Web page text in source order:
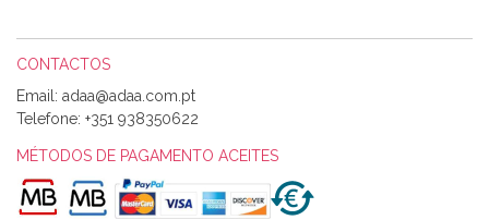
Alexandra Morais
Olá boa Noite. Os meus tecidos chegaram hoje. Muito
obrigada pelo miminho que dá um jeitaço pras minhas linhas
de bordar e não sei o que pões nos tecidos, mas que cheiram
maravilhosamente ... cheiram! :) Muito Obrigada.
CONTACTOS
Email:
Telefone: +351 938350622
MÉTODOS DE PAGAMENTO ACEITES